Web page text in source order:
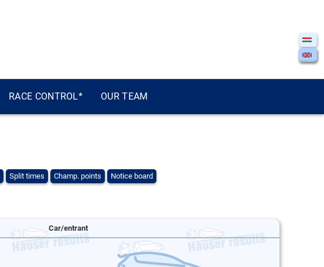
RACE CONTROL* OUR TEAM
Split times Champ. points Notice board
Car/entrant